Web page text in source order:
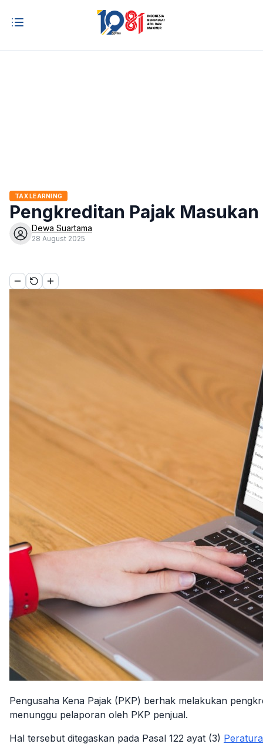
TAX LEARNING
Pengkreditan Pajak
Dewa Suartama
28 August 2025
Pengusaha Kena Pajak (PKP) berhak melakukan
menunggu pelaporan oleh PKP penjual.
Hal tersebut ditegaskan pada Pasal 122 ayat (3)